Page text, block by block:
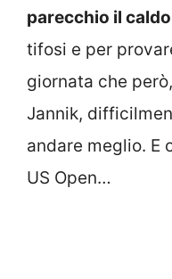
parecchio il caldo
tifosi e per
giornata che
Jannik,
andare meglio. E
US Open…